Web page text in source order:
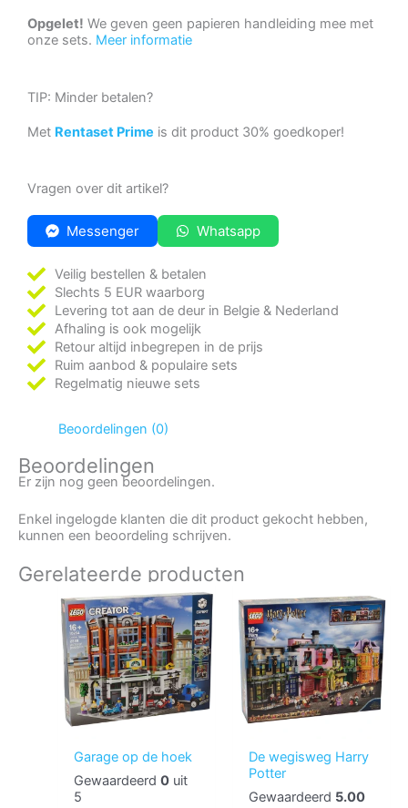
Opgelet! We geven geen papieren handleiding mee met
onze sets. Meer informatie
TIP: Minder betalen?
Met Rentaset Prime is dit product 30% goedkoper!
Vragen over dit artikel?
Messenger Whatsapp
Veilig bestellen & betalen
Slechts 5 EUR waarborg
Levering tot aan de deur in Belgie & Nederland
Afhaling is ook mogelijk
Retour altijd inbegrepen in de prijs
Ruim aanbod & populaire sets
Regelmatig nieuwe sets
Beoordelingen (0)
Beoordelingen
Er zijn nog geen beoordelingen.
Enkel ingelogde klanten die dit product gekocht hebben,
kunnen een beoordeling schrijven.
Gerelateerde producten
Garage op de hoek
Gewaardeerd0 uit
5
De wegisweg Harry
Potter
Gewaardeerd 5.00